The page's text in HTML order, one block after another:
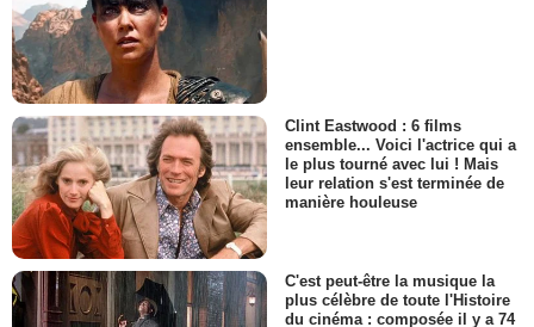
Clint Eastwood : 6 films
ensemble... Voici l'actrice qui a
le plus tourné avec lui ! Mais
leur relation s'est terminée de
manière houleuse
C'est peut-être la musique la
plus célèbre de toute l'Histoire
du cinéma : composée il y a 74